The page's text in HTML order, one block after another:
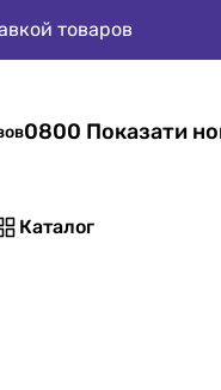
товаров
0800 Показати
Каталог